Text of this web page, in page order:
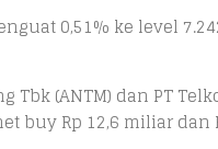
0,51% ke level
Tbk (ANTM) dan PT
buy Rp 12,6 miliar dan